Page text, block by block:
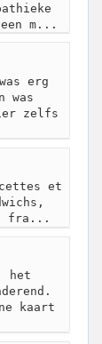
m...
erg
was
zelfs
et
fra...
het
kaart